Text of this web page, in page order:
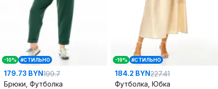
-10% #СТИЛЬНО
179.73 BYN199.7
Брюки, Футболка
-19% #СТИЛЬНО
184.2 BYN227.41
Футболка, Юбка